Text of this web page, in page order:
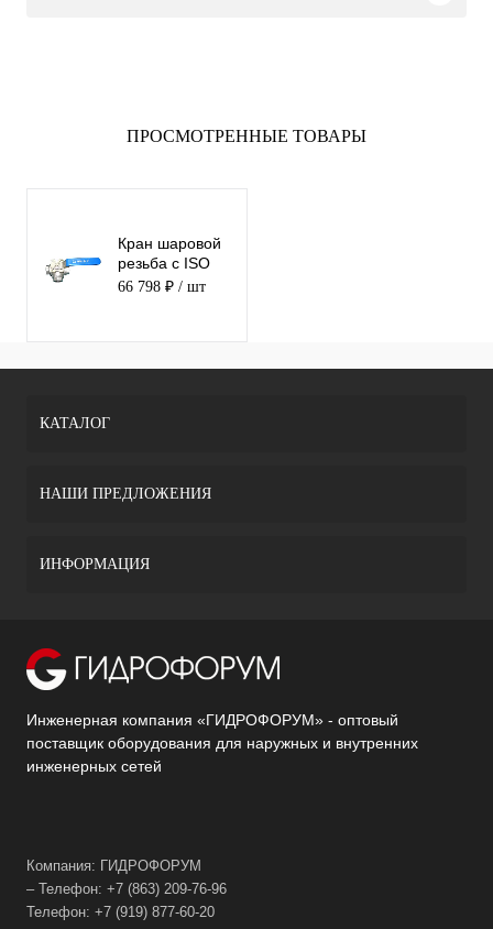
ПРОСМОТРЕННЫЕ ТОВАРЫ
Кран шаровой
резьба с ISO
фл.трехходовой
порт
66 798 ₽ / шт
КАТАЛОГ
НАШИ ПРЕДЛОЖЕНИЯ
ИНФОРМАЦИЯ
Инженерная компания «ГИДРОФОРУМ» - оптовый
поставщик оборудования для наружных и внутренних
инженерных сетей
Компания: ГИДРОФОРУМ
– Телефон: +7 (863) 209-76-96
Телефон: +7 (919) 877-60-20